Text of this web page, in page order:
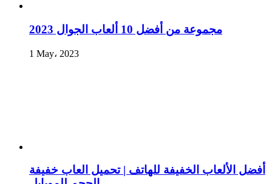
مجموعة من أفضل 10 ألعاب الجوال 2023
1 May، 2023
أفضل الألعاب الخفيفة للهاتف | تحميل العاب خفيفة